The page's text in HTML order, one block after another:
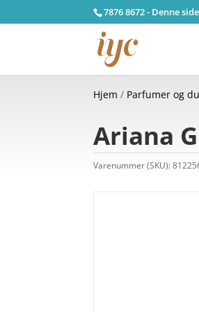
7876 8672 - Denne
Hjem / Parfumer og
Ariana
Varenummer (SKU):